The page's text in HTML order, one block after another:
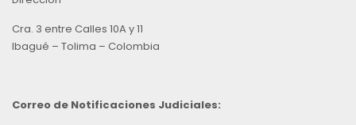
Cra. 3 entre Calles 10A y 11
Ibagué – Tolima – Colombia
Correo de Notificaciones Judiciales: